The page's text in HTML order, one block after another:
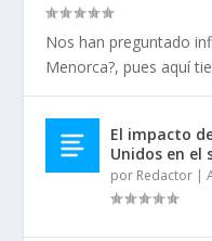
Nos han preguntado
Menorca?, pues aquí
El impacto
Unidos en el
por Redactor |